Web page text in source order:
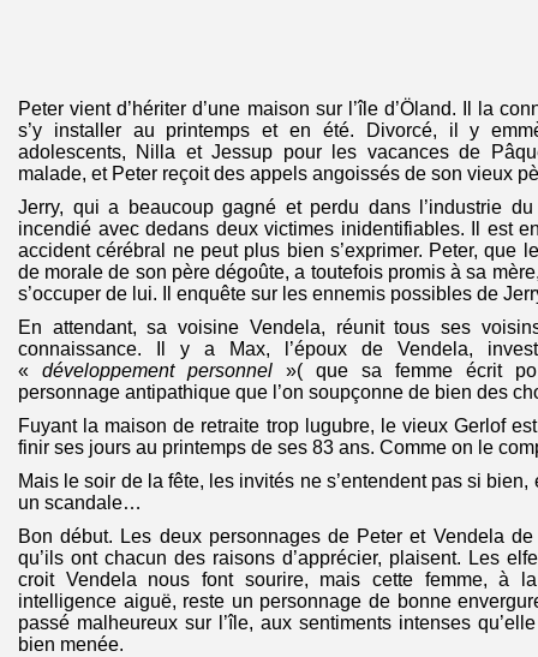
Peter vient d’hériter d’une maison sur l’île d’Öland. Il la
s’y installer au printemps et en été. Divorcé, il y
adolescents, Nilla et Jessup pour les vacances de
malade, et Peter reçoit des appels angoissés de son vieux
Jerry, qui a beaucoup gagné et perdu dans l’industrie
incendié avec dedans deux victimes inidentifiables. Il est
accident cérébral ne peut plus bien s’exprimer. Peter, que
de morale de son père dégoûte, a toutefois promis à sa
s’occuper de lui. Il enquête sur les ennemis possibles de
En attendant, sa voisine Vendela, réunit tous ses
connaissance. Il y a Max, l’époux de Vendela,
« développement personnel»( que sa femme écrit
personnage antipathique que l’on soupçonne de bien des
Fuyant la maison de retraite trop lugubre, le vieux Gerlof
finir ses jours au printemps de ses 83 ans. Comme on le
Mais le soir de la fête, les invités ne s’entendent pas si
un scandale…
Bon début. Les deux personnages de Peter et Vendela de
qu’ils ont chacun des raisons d’apprécier, plaisent. Les
croit Vendela nous font sourire, mais cette femme, à
intelligence aiguë, reste un personnage de bonne
passé malheureux sur l’île, aux sentiments intenses
bien menée.